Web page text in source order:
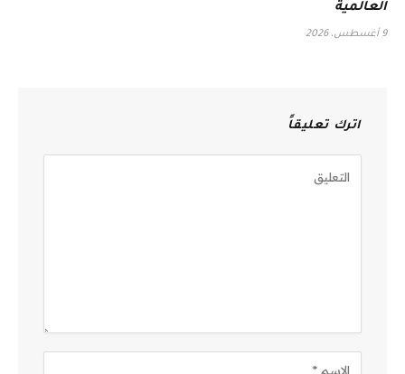
العالمية
9 أغسطس، 2026
اترك تعليقاً